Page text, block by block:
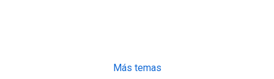
Más temas